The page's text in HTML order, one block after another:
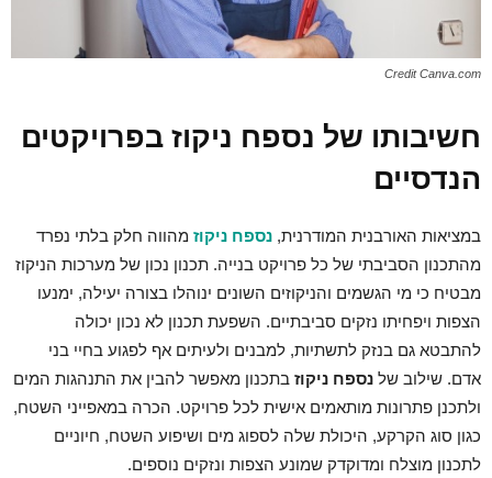
Credit Canva.com
חשיבותו של נספח ניקוז בפרויקטים
הנדסיים
במציאות האורבנית המודרנית, נספח ניקוז מהווה חלק בלתי נפרד
מהתכנון הסביבתי של כל פרויקט בנייה. תכנון נכון של מערכות הניקוז
מבטיח כי מי הגשמים והניקוזים השונים ינוהלו בצורה יעילה, ימנעו
הצפות ויפחיתו נזקים סביבתיים. השפעת תכנון לא נכון יכולה
להתבטא גם בנזק לתשתיות, למבנים ולעיתים אף לפגוע בחיי בני
אדם. שילוב של נספח ניקוז בתכנון מאפשר להבין את התנהגות המים
ולתכנן פתרונות מותאמים אישית לכל פרויקט. הכרה במאפייני השטח,
כגון סוג הקרקע, היכולת שלה לספוג מים ושיפוע השטח, חיוניים
לתכנון מוצלח ומדוקדק שמונע הצפות ונזקים נוספים.